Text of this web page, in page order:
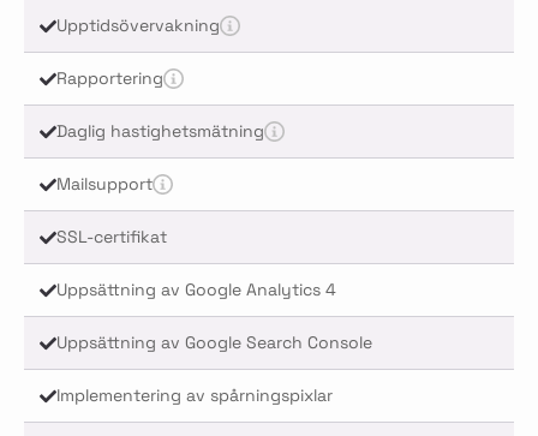
Upptidsövervakning
Rapportering
Daglig hastighetsmätning
Mailsupport
SSL-certifikat
Uppsättning av Google Analytics 4
Uppsättning av Google Search Console
Implementering av spårningspixlar